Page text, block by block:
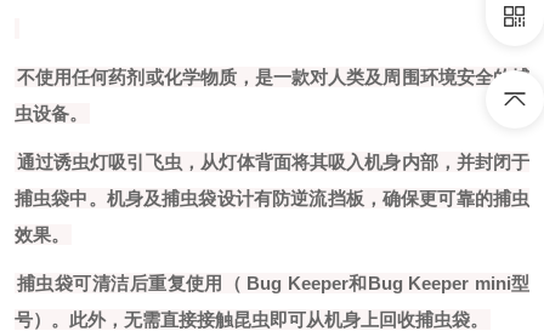
不使用任何药剂或化学物质，是一款对人类及周围环境安全的捕
虫设备。
通过诱虫灯吸引飞虫，从灯体背面将其吸入机身内部，并封闭于
捕虫袋中。机身及捕虫袋设计有防逆流挡板，确保更可靠的捕虫
效果。
捕虫袋可清洁后重复使用（ Bug Keeper和Bug Keeper mini型
号）。此外，无需直接接触昆虫即可从机身上回收捕虫袋。